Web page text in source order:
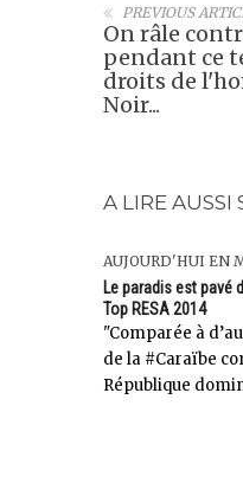
PREVIOUS
On râle
pendant ce
droits de
Noir...
A LIRE AUSSI
AUJOURD'HUI EN
Le paradis est pavé
Top RESA 2014
"Comparée à
de la #Caraïbe
République